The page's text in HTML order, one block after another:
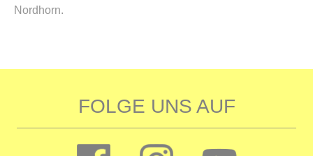
Nordhorn.
FOLGE UNS AUF